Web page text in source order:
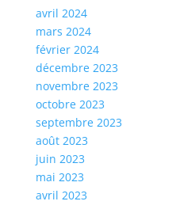
avril 2024
mars 2024
février 2024
décembre 2023
novembre 2023
octobre 2023
septembre 2023
août 2023
juin 2023
mai 2023
avril 2023